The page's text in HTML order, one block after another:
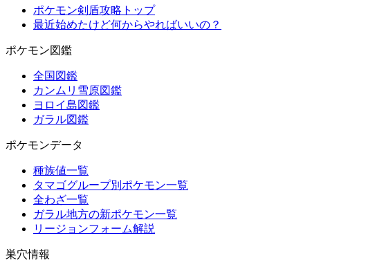
ポケモン剣盾攻略トップ
最近始めたけど何からやればいいの？
ポケモン図鑑
全国図鑑
カンムリ雪原図鑑
ヨロイ島図鑑
ガラル図鑑
ポケモンデータ
種族値一覧
タマゴグループ別ポケモン一覧
全わざ一覧
ガラル地方の新ポケモン一覧
リージョンフォーム解説
巣穴情報